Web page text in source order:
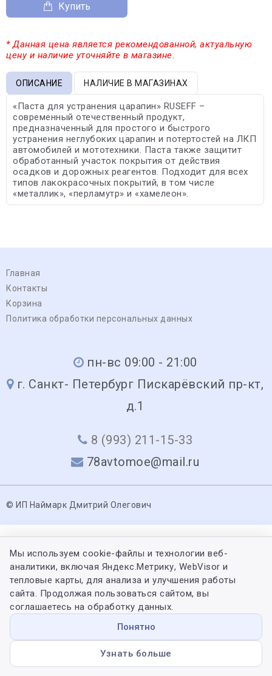
Купить
* Данная цена является рекомендованной, актуальную
цену и наличие уточняйте в магазине.
ОПИСАНИЕ НАЛИЧИЕ В МАГАЗИНАХ
«Паста для устранения царапин» RUSEFF –
современный отечественный продукт,
предназначенный для простого и быстрого
устранения неглубоких царапин и потертостей на ЛКП
автомобилей и мототехники. Паста также защитит
обработанный участок покрытия от действия
осадков и дорожных реагентов. Подходит для всех
типов лакокрасочных покрытий, в том числе
«металлик», «перламутр» и «хамелеон».
Главная
Контакты
Корзина
Политика обработки персональных данных
пн-вс 09:00 - 21:00
г. Санкт- Петербург Пискарёвский пр-кт,
д.1
8 (993) 211-15-33
78avtomoe@mail.ru
© ИП Наймарк Дмитрий Олегович
Мы используем cookie-файлы и технологии веб-
аналитики, включая Яндекс.Метрику, WebVisor и
тепловые карты, для анализа и улучшения работы
сайта. Продолжая пользоваться сайтом, вы
соглашаетесь на обработку данных.
Понятно
Узнать больше